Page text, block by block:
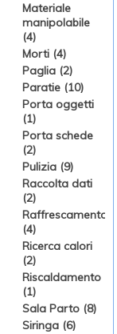
Materiale
manipolabile
(4)
Morti (4)
Paglia (2)
Paratie (10)
Porta oggetti
(1)
Porta schede
(2)
Pulizia (9)
Raccolta dati
(2)
Raffrescamento
(4)
Ricerca calori
(2)
Riscaldamento
(1)
Sala Parto (8)
Siringa (6)